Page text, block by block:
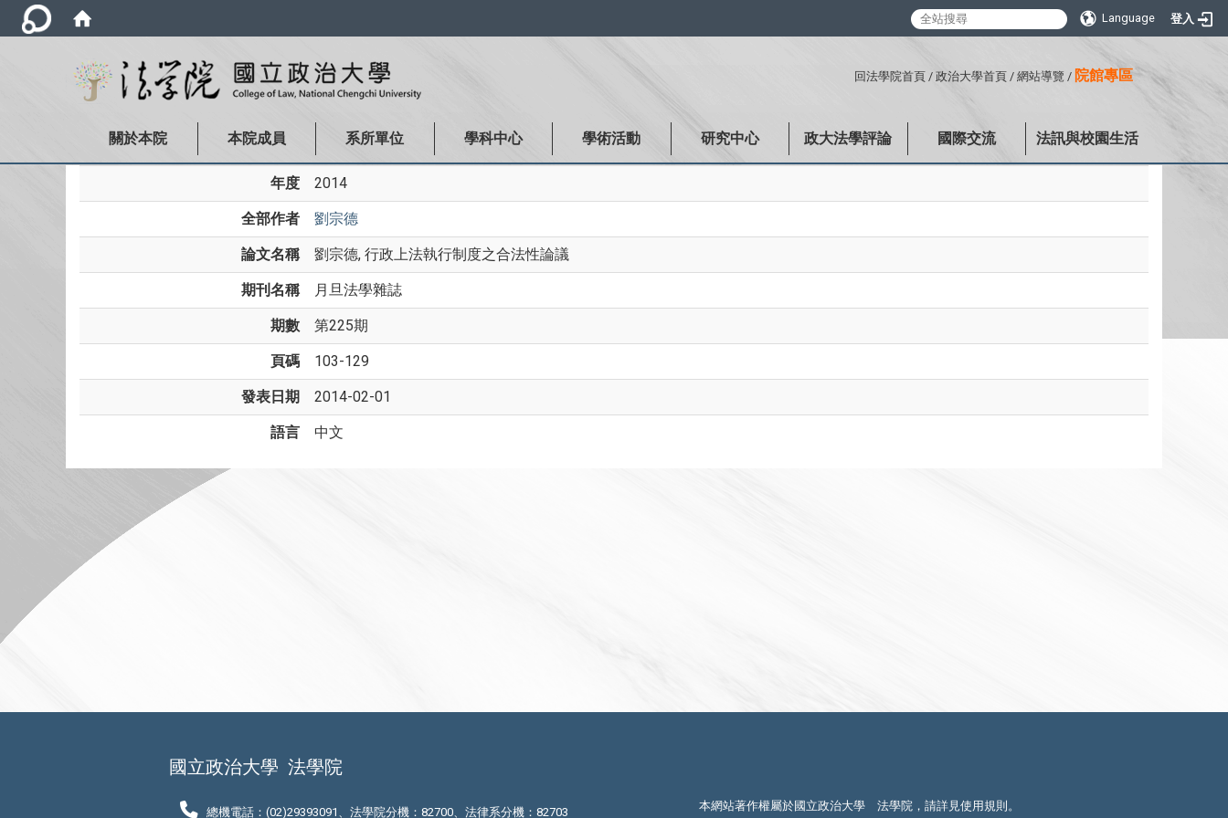
Language 登入
回法學院首頁 / 政治大學首頁 / 網站導覽 / 院館專區
關於本院 本院成員 系所單位 學科中心 學術活動 研究中心 政大法學評論 國際交流 法訊與校園生活
年度 2014
全部作者 劉宗德
論文名稱 劉宗德, 行政上法執行制度之合法性論議
期刊名稱 月旦法學雜誌
期數 第225期
頁碼 103-129
發表日期 2014-02-01
語言 中文
國立政治大學 法學院
總機電話：(02)29393091、法學院分機：82700、法律系分機：82703 本網站著作權屬於國立政治大學 法學院，請詳見使用規則 。